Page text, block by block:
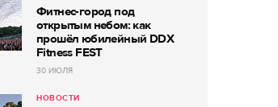
Фитнес-город под
открытым небом: как
прошёл юбилейный DDX
Fitness FEST
30 ИЮЛЯ
НОВОСТИ